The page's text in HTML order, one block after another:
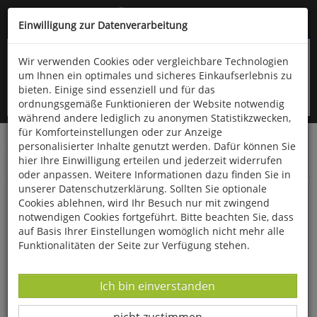
Kompletten Head der Seite überspringen
oder (06766) 9323-960
Startseite Bücher Downloads
Zeitschriften
Der Falke
Verlustursachenforschung in Brandenburg
Einwilligung zur Datenverarbeitung
Wir verwenden Cookies oder vergleichbare Technologien
um Ihnen ein optimales und sicheres Einkaufserlebnis zu
bieten. Einige sind essenziell und für das
ordnungsgemäße Funktionieren der Website notwendig
während andere lediglich zu anonymen Statistikzwecken,
für Komforteinstellungen oder zur Anzeige
personalisierter Inhalte genutzt werden. Dafür können Sie
hier Ihre Einwilligung erteilen und jederzeit widerrufen
oder anpassen. Weitere Informationen dazu finden Sie in
unserer Datenschutzerklärung. Sollten Sie optionale
Cookies ablehnen, wird Ihr Besuch nur mit zwingend
notwendigen Cookies fortgeführt. Bitte beachten Sie, dass
auf Basis Ihrer Einstellungen womöglich nicht mehr alle
Funktionalitäten der Seite zur Verfügung stehen.
Datenverarbeitung -
Ich bin einverstanden